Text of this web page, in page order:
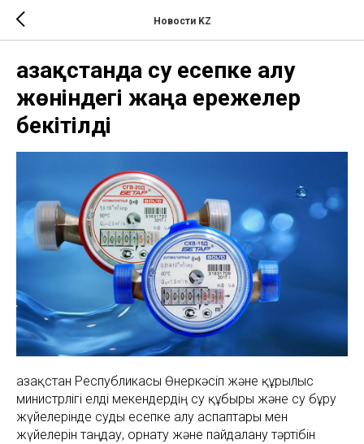
Новости KZ
Қазақстанда су есепке алу
жөніндегі жаңа ережелер
бекітілді
Қазақстан Республикасы Өнеркәсіп және құрылыс
министрлігі елді мекендердің су құбыры және су бұру
жүйелерінде суды есепке алу аспаптары мен
жүйелерін таңдау, орнату және пайдалану тәртібін